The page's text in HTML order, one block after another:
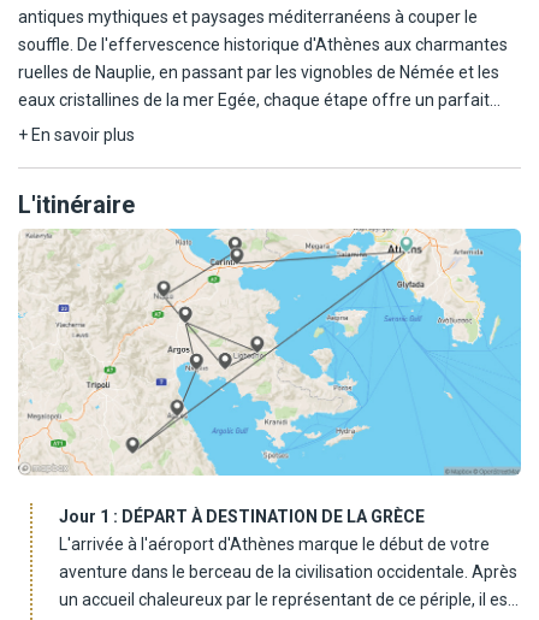
antiques mythiques et paysages méditerranéens à couper le
souffle. De l'effervescence historique d'Athènes aux charmantes
ruelles de Nauplie, en passant par les vignobles de Némée et les
eaux cristallines de la mer Egée, chaque étape offre un parfait
mélange d'effort sportif et de détente. Plongez au cœur de la
+ En savoir plus
L'itinéraire
Jour 1 : DÉPART À DESTINATION DE LA GRÈCE
L'arrivée à l'aéroport d'Athènes marque le début de votre
aventure dans le berceau de la civilisation occidentale. Après
un accueil chaleureux par le représentant de ce périple, il est